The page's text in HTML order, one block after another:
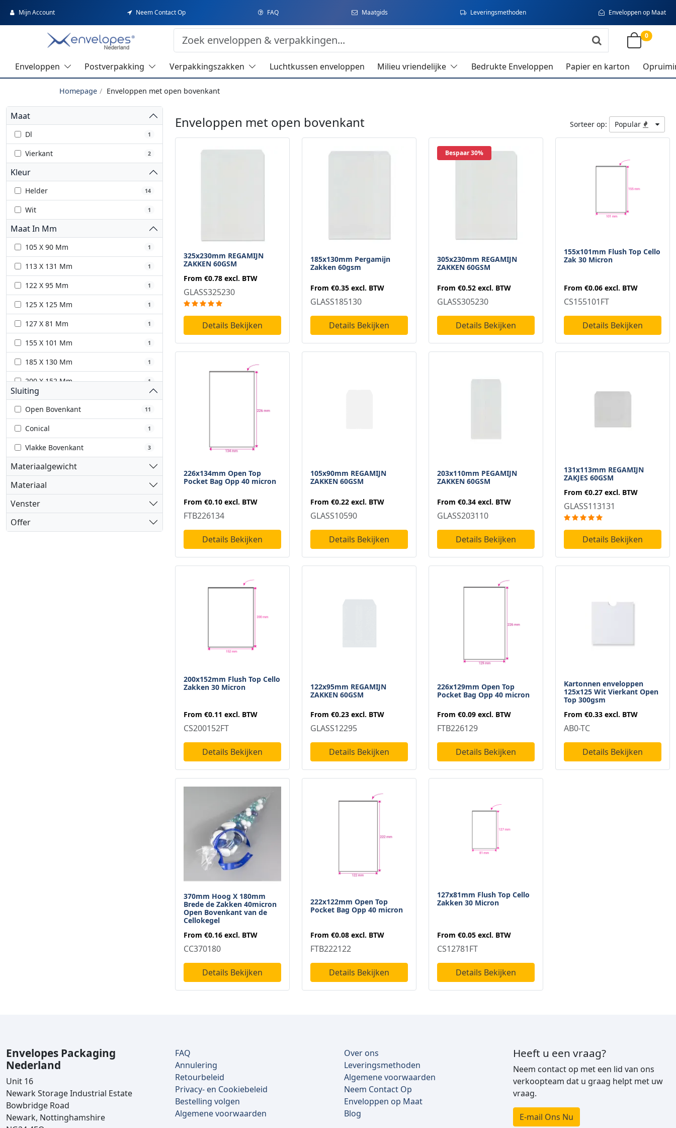
Mijn Account Neem Contact Op FAQ Maatgids Leveringsmethoden Enveloppen op Maat
0
Enveloppen Postverpakking Verpakkingszakken Luchtkussen enveloppen Milieu vriendelijke Bedrukte Enveloppen Papier en karton
Homepage Enveloppen met open bovenkant
Maat
Dl 1
Vierkant 2
Kleur
Helder 14
Wit 1
Maat In Mm
105 X 90 Mm 1
113 X 131 Mm 1
122 X 95 Mm 1
125 X 125 Mm 1
127 X 81 Mm 1
155 X 101 Mm 1
185 X 130 Mm 1
200 X 152 Mm 1
203 X 110 Mm 1
222 X 122 Mm 1
226 X 129 Mm 1
226 X 134 Mm 1
305 X 230 Mm 1
325 X 230 Mm 1
370 X 180 Mm 1
Sluiting
Open Bovenkant 11
Conical 1
Vlakke Bovenkant 3
Materiaalgewicht
Materiaal
Venster
Offer
Enveloppen met open bovenkant Sorteer op: Popular
325x230mm REGAMIJN
ZAKKEN 60GSM
From €0.78 excl. BTW
GLASS325230
Details Bekijken
185x130mm Pergamijn
Zakken 60gsm
From €0.35 excl. BTW
GLASS185130
Details Bekijken
Bespaar 30%
305x230mm REGAMIJN
ZAKKEN 60GSM
From €0.52 excl. BTW
GLASS305230
Details Bekijken
155x101mm Flush Top Cello
Zak 30 Micron
From €0.06 excl. BTW
CS155101FT
Details Bekijken
226x134mm Open Top
Pocket Bag Opp 40 micron
From €0.10 excl. BTW
FTB226134
Details Bekijken
105x90mm REGAMIJN
ZAKKEN 60GSM
From €0.22 excl. BTW
GLASS10590
Details Bekijken
203x110mm PEGAMIJN
ZAKKEN 60GSM
From €0.34 excl. BTW
GLASS203110
Details Bekijken
131x113mm REGAMIJN
ZAKJES 60GSM
From €0.27 excl. BTW
GLASS113131
Details Bekijken
200x152mm Flush Top Cello
Zakken 30 Micron
From €0.11 excl. BTW
CS200152FT
Details Bekijken
122x95mm REGAMIJN
ZAKKEN 60GSM
From €0.23 excl. BTW
GLASS12295
Details Bekijken
226x129mm Open Top
Pocket Bag Opp 40 micron
From €0.09 excl. BTW
FTB226129
Details Bekijken
Kartonnen enveloppen
125x125 Wit Vierkant Open
Top 300gsm
From €0.33 excl. BTW
AB0-TC
Details Bekijken
370mm Hoog X 180mm
Brede de Zakken 40micron
Open Bovenkant van de
Cellokegel
From €0.16 excl. BTW
CC370180
Details Bekijken
222x122mm Open Top
Pocket Bag Opp 40 micron
From €0.08 excl. BTW
FTB222122
Details Bekijken
127x81mm Flush Top Cello
Zakken 30 Micron
From €0.05 excl. BTW
CS12781FT
Details Bekijken
Envelopes Packaging
Nederland
Unit 16
Newark Storage Industrial Estate
Bowbridge Road
Newark, Nottinghamshire
FAQ
Annulering
Retourbeleid
Privacy- en Cookiebeleid
Bestelling volgen
Algemene voorwaarden
Over ons
Leveringsmethoden
Algemene voorwaarden
Neem Contact Op
Enveloppen op Maat
Blog
Heeft u een vraag?
Neem contact op met een lid van ons
verkoopteam dat u graag helpt met uw
vraag.
E-mail Ons Nu